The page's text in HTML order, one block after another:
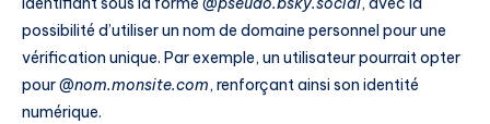
possibilité d’utiliser un nom de domaine personnel pour une
vérification unique. Par exemple, un utilisateur pourrait opter
pour@nom.monsite.com, renforçant ainsi son identité
numérique.